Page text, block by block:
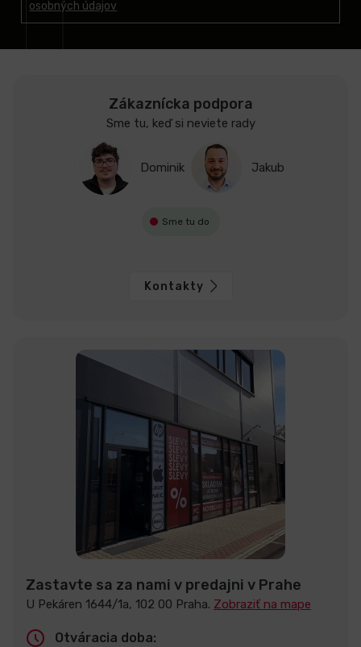
osobných údajov
Zákaznícka podpora
Sme tu, keď si neviete rady
Dominik Jakub
Sme tu do
Kontakty
Zastavte sa za nami v predajni v Prahe
U Pekáren 1644/1a, 102 00 Praha. Zobraziť na mape
Otváracia doba: